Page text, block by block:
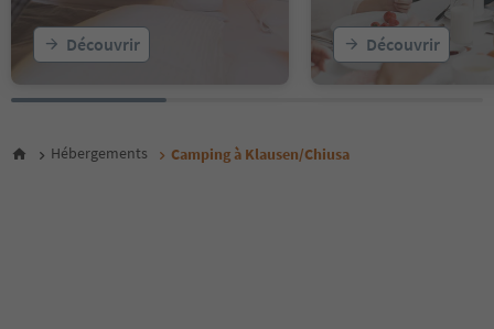
Découvrir Découvrir
Hébergements Camping à Klausen/Chiusa